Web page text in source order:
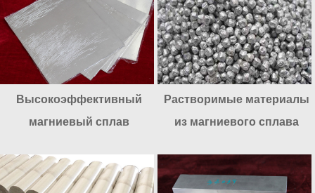
Высокоэффективный
магниевый сплав
Растворимые материалы
из магниевого сплава